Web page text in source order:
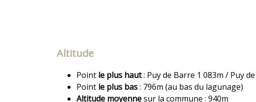
Altitude
Point le plus haut: Puy de Barre 1 083m / Puy
Point le plus bas: 796m (au bas du lagunage)
Altitude moyennesur la commune : 940m